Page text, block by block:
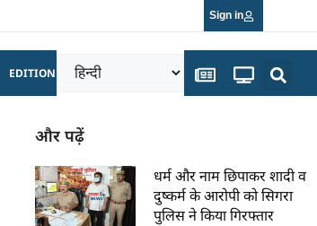
Sign in
EDITION
और पढ़ें
धर्म और नाम छिपाकर शादी व
दुष्कर्म के आरोपी को सिगरा
पुलिस ने किया गिरफ्तार